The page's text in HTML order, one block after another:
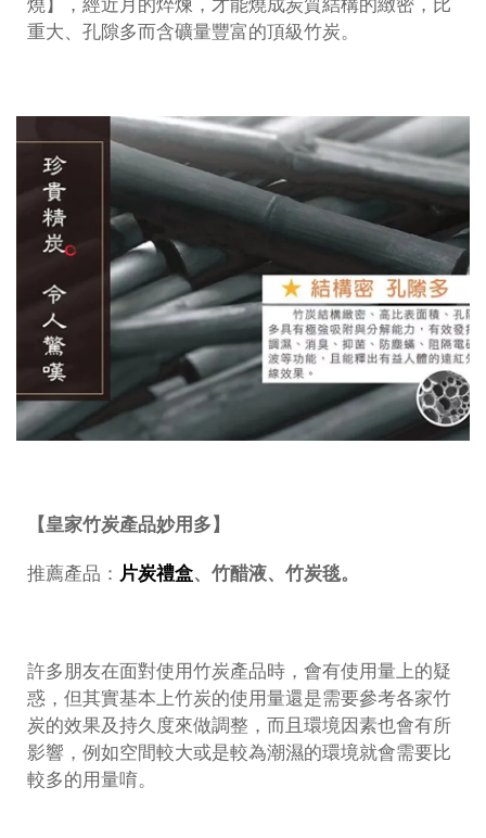
燒】，經近月的焠煉，才能燒成炭質結構的緻密，比
重大、孔隙多而含礦量豐富的頂級竹炭。
【皇家竹炭產品妙用多】
推薦產品： 片炭禮盒、竹醋液、竹炭毯。
許多朋友在面對使用竹炭產品時，會有使用量上的疑
惑，但其實基本上竹炭的使用量還是需要參考各家竹
炭的效果及持久度來做調整，而且環境因素也會有所
影響，例如空間較大或是較為潮濕的環境就會需要比
較多的用量唷。